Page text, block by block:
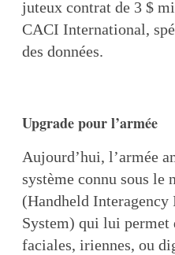
juteux contrat de 3 $
CACI International,
des données.
Upgrade pour l’armée
Aujourd’hui, l’armée
système connu sous le
(Handheld
System) qui lui permet
faciales, iriennes, ou